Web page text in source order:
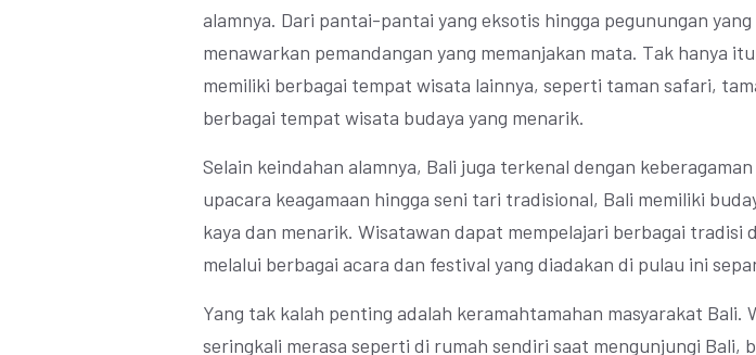
alamnya. Dari pantai-pantai yang eksotis hingga pegunungan yang
menawarkan pemandangan yang memanjakan mata. Tak hanya
memiliki berbagai tempat wisata lainnya, seperti taman safari,
berbagai tempat wisata budaya yang menarik.
Selain keindahan alamnya, Bali juga terkenal dengan
upacara keagamaan hingga seni tari tradisional, Bali memiliki
kaya dan menarik. Wisatawan dapat mempelajari berbagai tradisi
melalui berbagai acara dan festival yang diadakan di pulau ini
Yang tak kalah penting adalah keramahtamahan masyarakat Bali.
seringkali merasa seperti di rumah sendiri saat mengunjungi Bali,